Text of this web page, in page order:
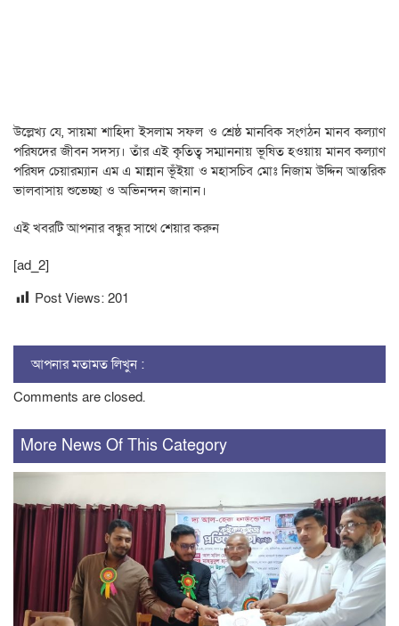
উল্লেখ্য যে, সায়মা শাহিদা ইসলাম সফল ও শ্রেষ্ঠ মানবিক সংগঠন মানব কল্যাণ
পরিষদের জীবন সদস্য। তাঁর এই কৃতিত্ব সম্মাননায় ভূষিত হওয়ায় মানব কল্যাণ
পরিষদ চেয়ারম্যান এম এ মান্নান ভূঁইয়া ও মহাসচিব মোঃ নিজাম উদ্দিন আন্তরিক
ভালবাসায় শুভেচ্ছা ও অভিনন্দন জানান।
এই খবরটি আপনার বন্ধুর সাথে শেয়ার করুন
[ad_2]
Post Views: 201
আপনার মতামত লিখুন :
Comments are closed.
More News Of This Category